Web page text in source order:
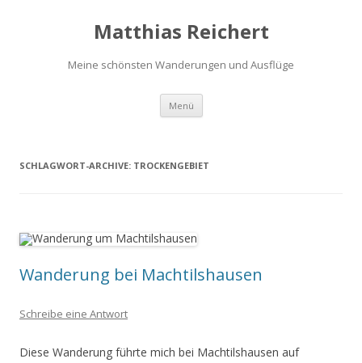
Matthias Reichert
Meine schönsten Wanderungen und Ausflüge
Menü Zum
springen
SCHLAGWORT-ARCHIVE: TROCKENGEBIET
Wanderung bei Machtilshausen
Schreibe eine Antwort
Diese Wanderung führte mich bei Machtilshausen auf